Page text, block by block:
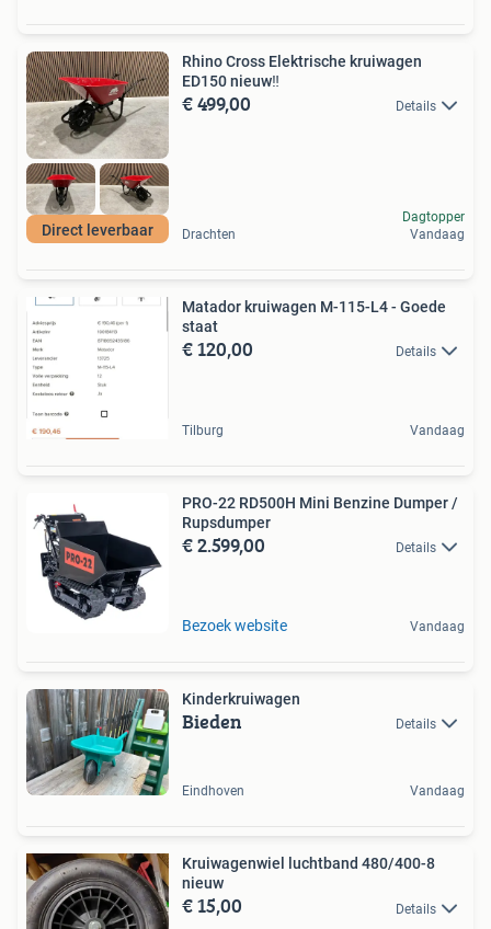
Direct leverbaar
Rhino Cross Elektrische kruiwagen
ED150 nieuw‼️
€ 499,00 Details
Drachten
Dagtopper
Vandaag
Matador kruiwagen M-115-L4 - Goede
staat
€ 120,00 Details
Tilburg Vandaag
PRO-22 RD500H Mini Benzine Dumper /
Rupsdumper
€ 2.599,00 Details
Bezoek website Vandaag
Kinderkruiwagen
Bieden Details
Eindhoven Vandaag
Kruiwagenwiel luchtband 480/400-8
nieuw
€ 15,00 Details